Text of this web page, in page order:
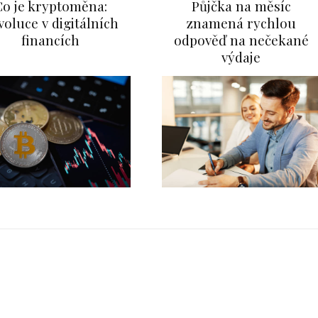
terminál k vyšším ziskům Co
je kryptoměna:
v digitálních
financích
Půjčka na měsíc
znamená rychlou
odpověď na nečekané
výdaje